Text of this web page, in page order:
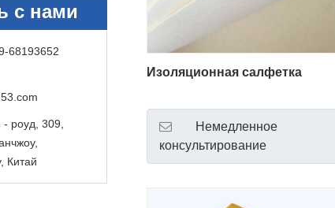
с нами
68193652
роуд, 309,
Китай
Изоляционная салфетка
Немедленное
консультирование